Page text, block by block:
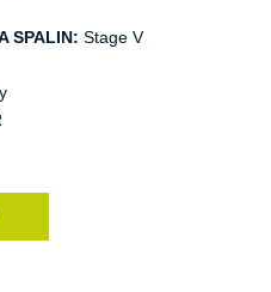
SPALIN: Stage V